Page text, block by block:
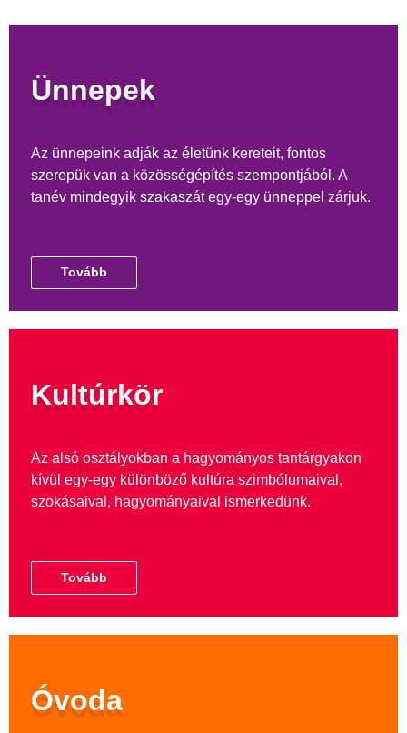
Ünnepek
Az ünnepeink adják az életünk kereteit, fontos
szerepük van a közösségépítés szempontjából. A
tanév mindegyik szakaszát egy-egy ünneppel zárjuk.
Tovább
Kultúrkör
Az alsó osztályokban a hagyományos tantárgyakon
kívül egy-egy különböző kultúra szimbólumaival,
szokásaival, hagyományaival ismerkedünk.
Tovább
Óvoda